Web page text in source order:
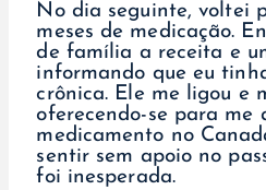
No dia seguinte, voltei
meses de medicação.
de família a receita e
informando que eu
crônica. Ele me ligou e
oferecendo-se para me
medicamento no
sentir sem apoio no
foi inesperada.